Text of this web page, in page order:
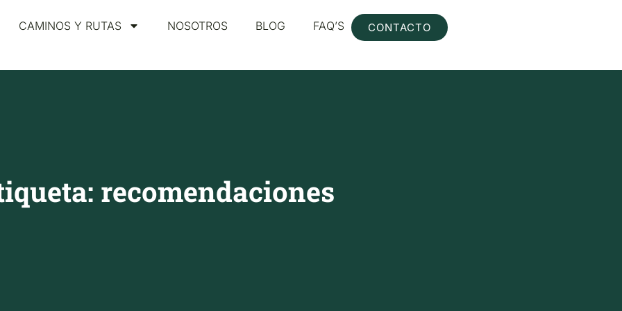
CAMINOS Y RUTAS NOSOTROS BLOG FAQ’S CONTACTO
recomendaciones